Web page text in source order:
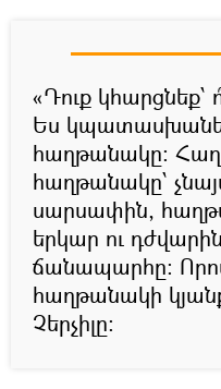
«Դուք կհարցնեք՝
Ես
հաղթանակը։
հաղթանակը՝
սարսափին,
երկար ու
ճանապարհը։
հաղթանակի
Չերչիլը։